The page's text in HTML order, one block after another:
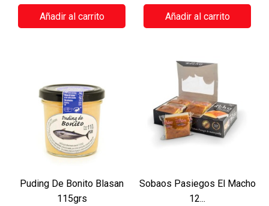
Añadir al carrito Añadir al carrito
Puding De Bonito Blasan
115grs
Sobaos Pasiegos El Macho
12...